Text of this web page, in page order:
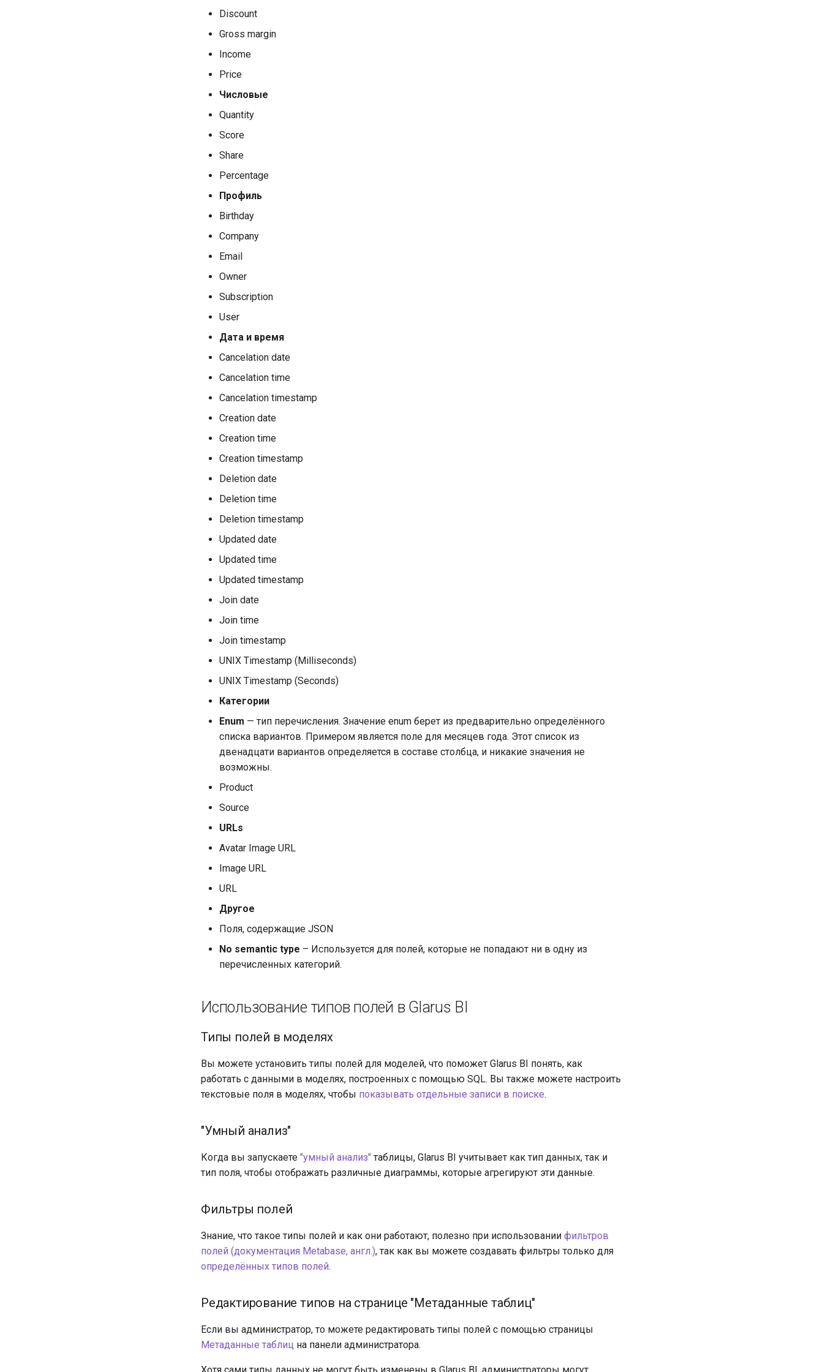
Discount
Gross margin
Income
Price
Числовые
Quantity
Score
Share
Percentage
Профиль
Birthday
Company
Email
Owner
Subscription
User
Дата и время
Cancelation date
Cancelation time
Cancelation timestamp
Creation date
Creation time
Creation timestamp
Deletion date
Deletion time
Deletion timestamp
Updated date
Updated time
Updated timestamp
Join date
Join time
Join timestamp
UNIX Timestamp (Milliseconds)
UNIX Timestamp (Seconds)
Категории
Enum — тип перечисления. Значение enum берет из предварительно определённого
списка вариантов. Примером является поле для месяцев года. Этот список из
двенадцати вариантов определяется в составе столбца, и никакие значения не
возможны.
Product
Source
URLs
Avatar Image URL
Image URL
URL
Другое
Поля, содержащие JSON
No semantic type – Используется для полей, которые не попадают ни в одну из
перечисленных категорий.
Использование типов полей в Glarus BI
Типы полей в моделях
Вы можете установить типы полей для моделей, что поможет Glarus BI понять, как
работать с данными в моделях, построенных с помощью SQL. Вы также можете настроить
текстовые поля в моделях, чтобы показывать отдельные записи в поиске.
"Умный анализ"
Когда вы запускаете "умный анализ" таблицы, Glarus BI учитывает как тип данных, так и
тип поля, чтобы отображать различные диаграммы, которые агрегируют эти данные.
Фильтры полей
Знание, что такое типы полей и как они работают, полезно при использовании фильтров
полей (документация Metabase, англ.), так как вы можете создавать фильтры только для
определённых типов полей.
Редактирование типов на странице "Метаданные таблиц"
Если вы администратор, то можете редактировать типы полей с помощью страницы
Метаданные таблиц на панели администратора.